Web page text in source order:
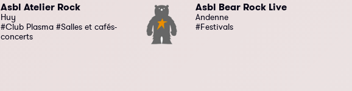
Asbl Atelier Rock
Huy
#Club Plasma #Salles et cafés-
concerts
Asbl Bear Rock Live
Andenne
#Festivals